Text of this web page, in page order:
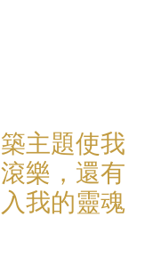
主題使我
樂，還有
我的靈魂